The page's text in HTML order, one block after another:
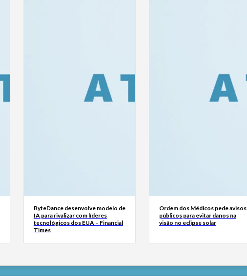
ByteDance desenvolve modelo de
IA para rivalizar com líderes
tecnológicos dos EUA – Financial
Times
Ordem dos Médicos pede avisos
públicos para evitar danos na
visão no eclipse solar